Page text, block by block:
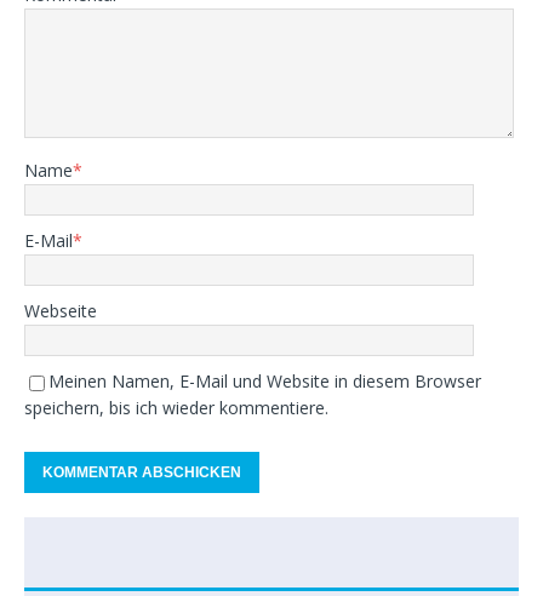
Name*
E-Mail*
Webseite
Meinen Namen, E-Mail und Website in diesem Browser
speichern, bis ich wieder kommentiere.